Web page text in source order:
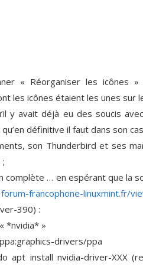
« Réorganiser les icônes »
les icônes étaient les unes sur
y avait déjà eu des soucis
définitive il faut dans son
son Thunderbird et ses
complète … en espérant que la
forum-francophone-linuxmint.fr/
390) :
*nvidia* »
drivers/ppa
apt install nvidia-driver-XXX